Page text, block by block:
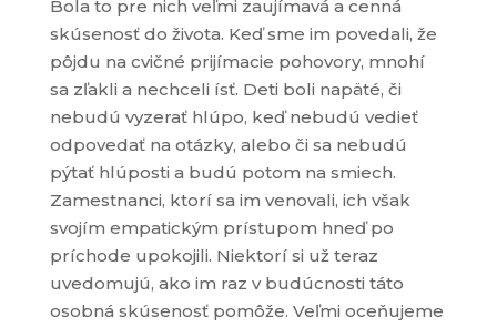
Bola to pre nich veľmi zaujímavá a cenná
skúsenosť do života. Keď sme im povedali, že
pôjdu na cvičné prijímacie pohovory, mnohí
sa zľakli a nechceli ísť. Deti boli napäté, či
nebudú vyzerať hlúpo, keď nebudú vedieť
odpovedať na otázky, alebo či sa nebudú
pýtať hlúposti a budú potom na smiech.
Zamestnanci, ktorí sa im venovali, ich však
svojím empatickým prístupom hneď po
príchode upokojili. Niektorí si už teraz
uvedomujú, ako im raz v budúcnosti táto
osobná skúsenosť pomôže. Veľmi oceňujeme